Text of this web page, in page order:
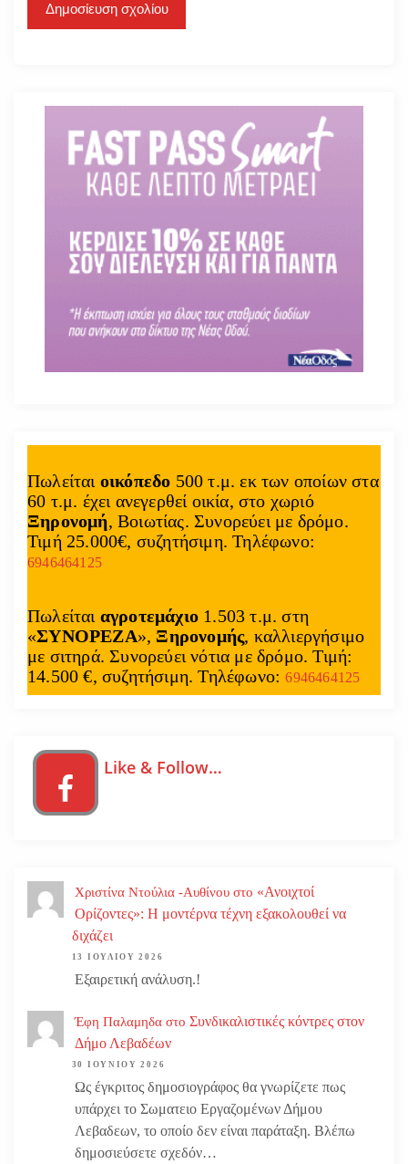
Πωλείται οικόπεδο 500 τ.μ. εκ των οποίων στα
60 τ.μ. έχει ανεγερθεί οικία, στο χωριό
Ξηρονομή, Βοιωτίας. Συνορεύει με δρόμο.
Τιμή 25.000€, συζητήσιμη. Τηλέφωνο:
6946464125
Πωλείται αγροτεμάχιο 1.503 τ.μ. στη
«ΣΥΝΟΡΕΖΑ», Ξηρονομής, καλλιεργήσιμο
με σιτηρά. Συνορεύει νότια με δρόμο. Τιμή:
14.500 €, συζητήσιμη. Τηλέφωνο:6946464125
Like & Follow…
Χριστίνα Ντούλια -Αυθίνου στο «Ανοιχτοί
Ορίζοντες»: Η μοντέρνα τέχνη εξακολουθεί να
διχάζει
13 ΙΟΥΛΊΟΥ 2026
Εξαιρετική ανάλυση.!
Έφη Παλαμηδα στο Συνδικαλιστικές κόντρες στον
Δήμο Λεβαδέων
30 ΙΟΥΝΊΟΥ 2026
Ως έγκριτος δημοσιογράφος θα γνωρίζετε πως
υπάρχει το Σωματειο Εργαζομένων Δήμου
Λεβαδεων, το οποίο δεν είναι παράταξη. Βλέπω
δημοσιεύσετε σχεδόν…